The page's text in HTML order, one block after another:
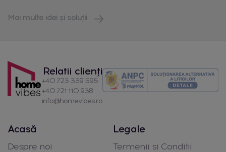
Mai multe idei și soluții
Relatii clienți
+40 723 339 595
+40 721 110 938
info@homevibes.ro
Acasă
Despre noi
Legale
Termenii si Conditii